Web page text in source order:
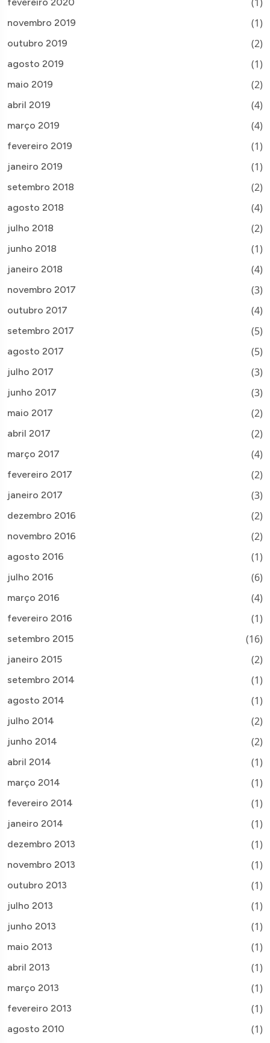
novembro 2019 (1)
outubro 2019 (2)
agosto 2019 (1)
maio 2019 (2)
abril 2019 (4)
março 2019 (4)
fevereiro 2019 (1)
janeiro 2019 (1)
setembro 2018 (2)
agosto 2018 (4)
julho 2018 (2)
junho 2018 (1)
janeiro 2018 (4)
novembro 2017 (3)
outubro 2017 (4)
setembro 2017 (5)
agosto 2017 (5)
julho 2017 (3)
junho 2017 (3)
maio 2017 (2)
abril 2017 (2)
março 2017 (4)
fevereiro 2017 (2)
janeiro 2017 (3)
dezembro 2016 (2)
novembro 2016 (2)
agosto 2016 (1)
julho 2016 (6)
março 2016 (4)
fevereiro 2016 (1)
setembro 2015 (16)
janeiro 2015 (2)
setembro 2014 (1)
agosto 2014 (1)
julho 2014 (2)
junho 2014 (2)
abril 2014 (1)
março 2014 (1)
fevereiro 2014 (1)
janeiro 2014 (1)
dezembro 2013 (1)
novembro 2013 (1)
outubro 2013 (1)
julho 2013 (1)
junho 2013 (1)
maio 2013 (1)
abril 2013 (1)
março 2013 (1)
fevereiro 2013 (1)
agosto 2010
(1)